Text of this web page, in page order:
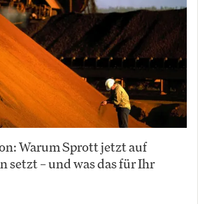
Warum Sprott jetzt auf
setzt – und was das für Ihr